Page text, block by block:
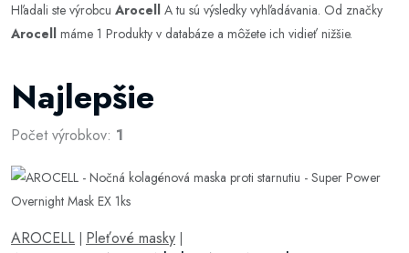
Hľadali ste výrobcu Arocell A tu sú výsledky vyhľadávania. Od značky
Arocell máme 1 Produkty v databáze a môžete ich vidieť nižšie.
Najlepšie
Počet výrobkov: 1
AROCELL Pleťové masky